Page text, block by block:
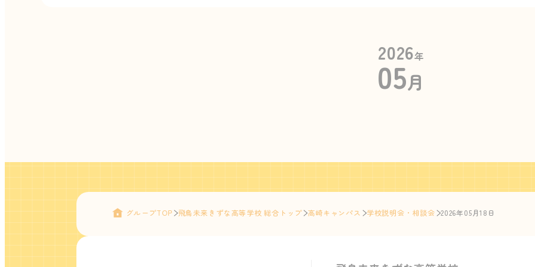
2026年
05月
グループTOP 飛鳥未来きずな高等学校 総合トップ 高崎キャンパス 学校説明会・相談会 2026年05月18日